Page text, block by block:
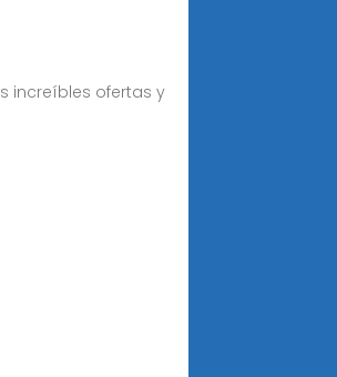
increíbles ofertas y